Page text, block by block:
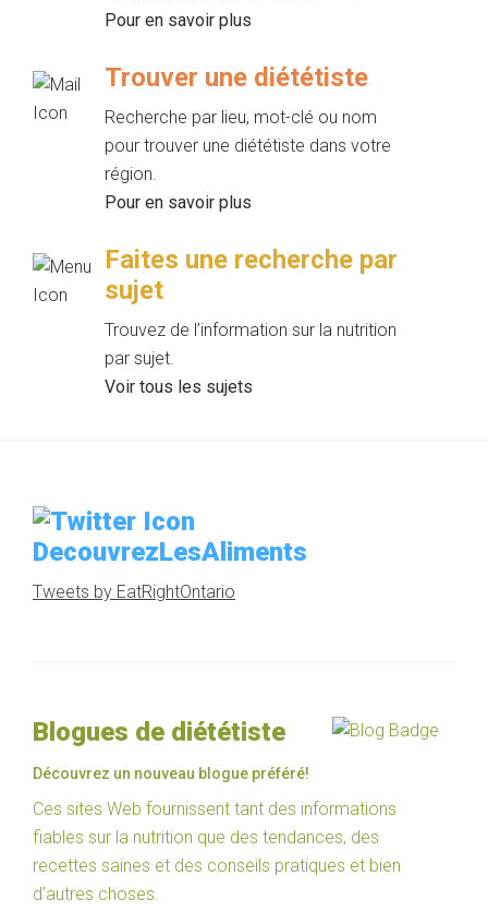
Pour en savoir plus
Trouver une diététiste
Recherche par lieu, mot-clé ou nom
pour trouver une diététiste dans votre
région.
Pour en savoir plus
Faites une recherche par
sujet
Trouvez de l’information sur la nutrition
par sujet.
Voir tous les sujets
DecouvrezLesAliments
Tweets by EatRightOntario
Blogues de diététiste
Découvrez un nouveau blogue préféré!
Ces sites Web fournissent tant des informations
fiables sur la nutrition que des tendances, des
recettes saines et des conseils pratiques et bien
d’autres choses.